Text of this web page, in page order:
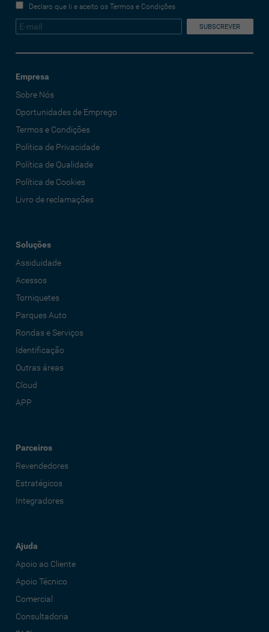
Declaro que li e aceito os Termos e Condições
Empresa
Sobre Nós
Oportunidades de Emprego
Termos e Condições
Política de Privacidade
Política de Qualidade
Política de Cookies
Livro de reclamações
Soluções
Assiduidade
Acessos
Torniquetes
Parques Auto
Rondas e Serviços
Identificação
Outras áreas
Cloud
APP
Parceiros
Revendedores
Estratégicos
Integradores
Ajuda
Apoio ao Cliente
Apoio Técnico
Comercial
Consultadoria